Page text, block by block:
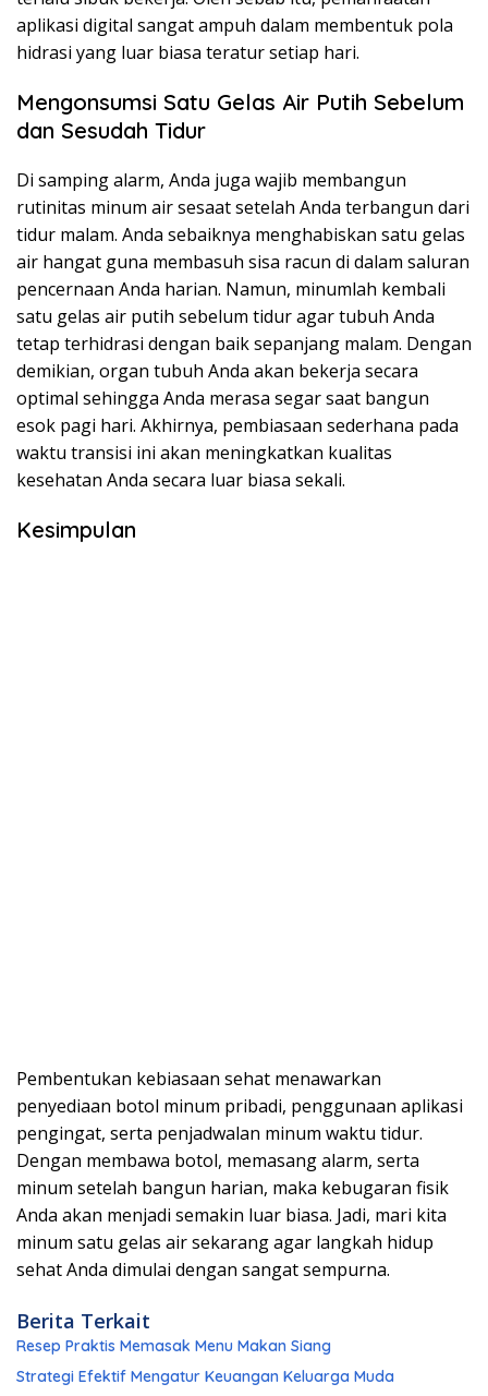
aplikasi digital sangat ampuh dalam membentuk pola
hidrasi yang luar biasa teratur setiap hari.
Mengonsumsi Satu Gelas Air Putih Sebelum
dan Sesudah Tidur
Di samping alarm, Anda juga wajib membangun
rutinitas minum air sesaat setelah Anda terbangun dari
tidur malam. Anda sebaiknya menghabiskan satu gelas
air hangat guna membasuh sisa racun di dalam saluran
pencernaan Anda harian. Namun, minumlah kembali
satu gelas air putih sebelum tidur agar tubuh Anda
tetap terhidrasi dengan baik sepanjang malam. Dengan
demikian, organ tubuh Anda akan bekerja secara
optimal sehingga Anda merasa segar saat bangun
esok pagi hari. Akhirnya, pembiasaan sederhana pada
waktu transisi ini akan meningkatkan kualitas
kesehatan Anda secara luar biasa sekali.
Kesimpulan
Pembentukan kebiasaan sehat menawarkan
penyediaan botol minum pribadi, penggunaan aplikasi
pengingat, serta penjadwalan minum waktu tidur.
Dengan membawa botol, memasang alarm, serta
minum setelah bangun harian, maka kebugaran fisik
Anda akan menjadi semakin luar biasa. Jadi, mari kita
minum satu gelas air sekarang agar langkah hidup
sehat Anda dimulai dengan sangat sempurna.
Berita Terkait
Resep Praktis Memasak Menu Makan Siang
Strategi Efektif Mengatur Keuangan Keluarga Muda